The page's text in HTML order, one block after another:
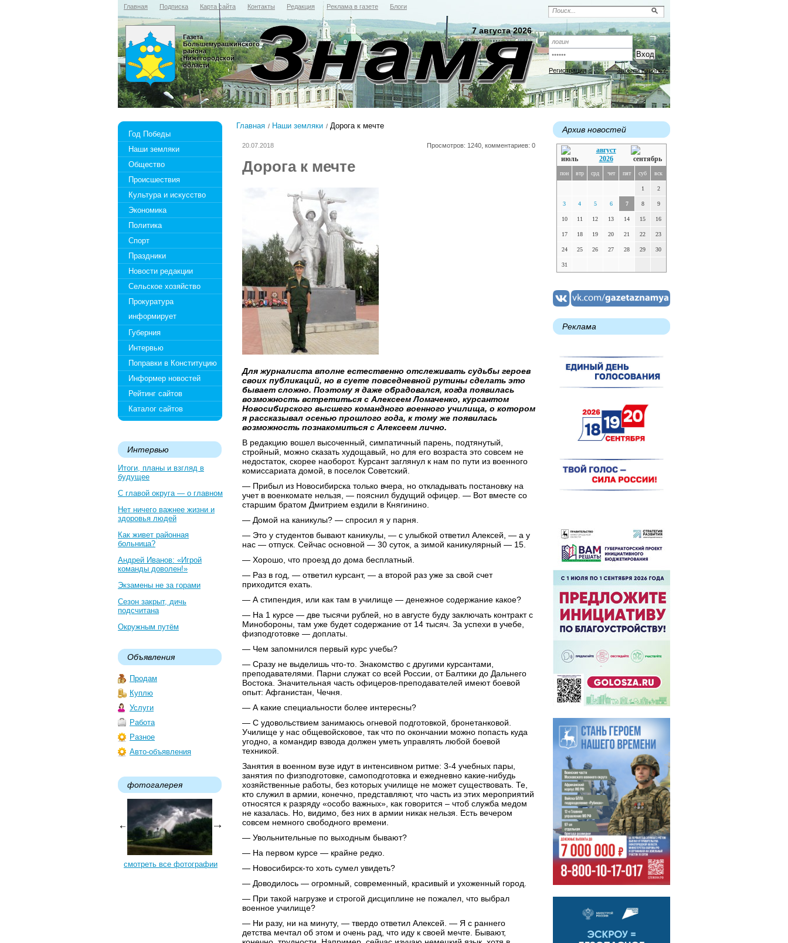
Главная Подписка Карта сайта Контакты Редакция Реклама в газете Блоги
Регистрация Забыли пароль?
7 августа 2026
Газета
Большемурашкинского
района
Нижегородской
области
Год Победы
Наши земляки
Общество
Происшествия
Культура и искусство
Экономика
Политика
Спорт
Праздники
Новости редакции
Сельское хозяйство
Прокуратура
информирует
Губерния
Интервью
Поправки в Конституцию
Информер новостей
Рейтинг сайтов
Каталог сайтов
Интервью
Итоги, планы и взгляд в
будущее
С главой округа — о главном
Нет ничего важнее жизни и
здоровья людей
Как живет районная
больница?
Андрей Иванов: «Игрой
команды доволен!»
Экзамены не за горами
Сезон закрыт, дичь
подсчитана
Окружным путём
Объявления
Продам
Куплю
Услуги
Работа
Разное
Авто-объявления
фотогалерея
смотреть все фотографии
Главная Наши земляки Дорога к мечте
20.07.2018 Просмотров: 1240, комментариев: 0
Дорога к мечте
Для журналиста вполне естественно отслеживать судьбы героев
своих публикаций, но в суете повседневной рутины сделать это
бывает сложно. Поэтому я даже обрадовался, когда появилась
возможность встретиться с Алексеем Ломаченко, курсантом
Новосибирского высшего командного военного училища, о котором
я рассказывал осенью прошлого года, к тому же появилась
возможность познакомиться с Алексеем лично.
В редакцию вошел высоченный, симпатичный парень, подтянутый,
стройный, можно сказать худощавый, но для его возраста это совсем не
недостаток, скорее наоборот. Курсант заглянул к нам по пути из военного
комиссариата домой, в поселок Советский.
— Прибыл из Новосибирска только вчера, но откладывать постановку на
учет в военкомате нельзя, — пояснил будущий офицер. — Вот вместе со
старшим братом Дмитрием ездили в Княгинино.
— Домой на каникулы? — спросил я у парня.
— Это у студентов бывают каникулы, — с улыбкой ответил Алексей, — а у
нас — отпуск. Сейчас основной — 30 суток, а зимой каникулярный — 15.
— Хорошо, что проезд до дома бесплатный.
— Раз в год, — ответил курсант, — а второй раз уже за свой счет
приходится ехать.
— А стипендия, или как там в училище — денежное содержание какое?
— На 1 курсе — две тысячи рублей, но в августе буду заключать контракт с
Минобороны, там уже будет содержание от 14 тысяч. За успехи в учебе,
физподготовке — доплаты.
— Чем запомнился первый курс учебы?
— Сразу не выделишь что-то. Знакомство с другими курсантами,
преподавателями. Парни служат со всей России, от Балтики до Дальнего
Востока. Значительная часть офицеров-преподавателей имеют боевой
опыт: Афганистан, Чечня.
— А какие специальности более интересны?
— С удовольствием занимаюсь огневой подготовкой, бронетанковой.
Училище у нас общевойсковое, так что по окончании можно попасть куда
угодно, а командир взвода должен уметь управлять любой боевой
техникой.
Занятия в военном вузе идут в интенсивном ритме: 3-4 учебных пары,
занятия по физподготовке, самоподготовка и ежедневно какие-нибудь
хозяйственные работы, без которых училище не может существовать. Те,
кто служил в армии, конечно, представляют, что часть из этих мероприятий
относятся к разряду «особо важных», как говорится – чтоб служба медом
не казалась. Но, видимо, без них в армии никак нельзя. Есть вечером
совсем немного свободного времени.
— Увольнительные по выходным бывают?
— На первом курсе — крайне редко.
— Новосибирск-то хоть сумел увидеть?
— Доводилось — огромный, современный, красивый и ухоженный город.
— При такой нагрузке и строгой дисциплине не пожалел, что выбрал
военное училище?
— Ни разу, ни на минуту, — твердо ответил Алексей. — Я с раннего
детства мечтал об этом и очень рад, что иду к своей мечте. Бывают,
Архив новостей
август
2026
пон втр срд чет пят суб вск
1 2
3 4 5 6 7 8 9
10 11 12 13 14 15 16
17 18 19 20 21 22 23
24 25 26 27 28 29 30
31
Реклама